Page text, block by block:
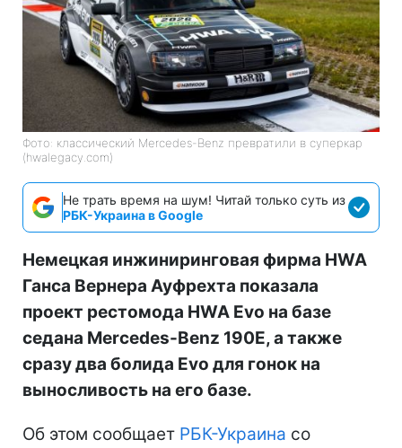
Фото: классический Mercedes-Benz превратили в суперкар
(hwalegacy.com)
Не трать время на шум! Читай только суть из
РБК-Украина в Google
Немецкая инжиниринговая фирма HWA
Ганса Вернера Ауфрехта показала
проект рестомода HWA Evo на базе
седана Mercedes-Benz 190E, а также
сразу два болида Evo для гонок на
выносливость на его базе.
Об этом сообщает РБК-Украина со